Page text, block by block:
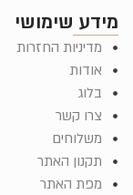
מידע שימושי
מדיניות החזרות
אודות
בלוג
צרו קשר
משלוחים
תקנון האתר
מפת האתר